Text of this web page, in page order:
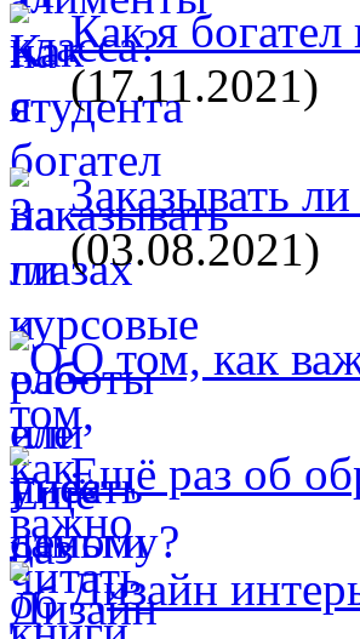
Как я богател
(17.11.2021)
Заказывать
(03.08.2021)
О том, как
Ещё раз об
Дизайн